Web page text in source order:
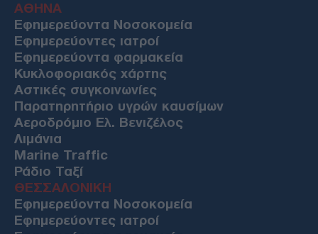
ΑΘΗΝΑ
Εφημερεύοντα Νοσοκομεία
Εφημερεύοντες ιατροί
Εφημερεύοντα φαρμακεία
Κυκλοφοριακός χάρτης
Αστικές συγκοινωνίες
Παρατηρητήριο υγρών καυσίμων
Αεροδρόμιο Ελ. Βενιζέλος
Λιμάνια
Marine Traffic
Ράδιο Ταξί
ΘΕΣΣΑΛΟΝΙΚΗ
Εφημερεύοντα Νοσοκομεία
Εφημερεύοντες ιατροί